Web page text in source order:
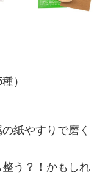
）
紙やすりで磨く
う？！かもしれ